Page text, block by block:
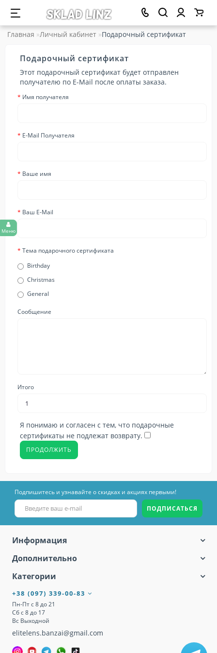
Главная Личный кабинет Подарочный сертификат
Меню
Подарочный сертификат
Этот подарочный сертификат будет отправлен
получателю по E-Mail после оплаты заказа.
Имя получателя
E-Mail Получателя
Ваше имя
Ваш E-Mail
Тема подарочного сертификата
Birthday
Christmas
General
Сообщение
Итого
Я понимаю и согласен с тем, что подарочные
сертификаты не подлежат возврату.
Подпишитесь и узнавайте о скидках и акциях первыми!
ПОДПИСАТЬСЯ
Информация
Дополнительно
Категории
+38 (097) 339-00-83
Пн-Пт с 8 до 21
Сб с 8 до 17
Вс Выходной
elitelens.banzai@gmail.com